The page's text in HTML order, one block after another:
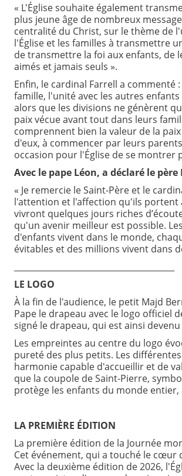
« L'Église souhaite également
plus jeune âge de nombreux
centralité du Christ, sur le thème de
l'Église et les familles à transmettre
de transmettre la foi aux enfants, de
aimés et jamais seuls ».
Enfin, le cardinal Farrell a
famille, l'unité avec les autres
alors que les divisions ne génèrent
paix vécue avant tout dans leurs
comprennent bien la valeur de la
d'eux, à commencer par leurs
occasion pour l'Église de se montrer
Avec le pape Léon, a déclaré le
« Je remercie le Saint-Père et le
l'attention et l'affection qu'ils portent
vivront quelques jours riches
qu'un avenir meilleur est possible.
d'enfants vivent dans le monde,
évitables et des millions vivent dans
LE LOGO
À la fin de l'audience, le petit Majd
Pape le drapeau avec le logo officiel
signé le drapeau, qui est ainsi
Les empreintes au centre du logo
pureté des plus petits. Les
harmonie capable d'accueillir et de
que la coupole de Saint-Pierre,
protège les enfants du monde
LA PREMIÈRE ÉDITION
La première édition de la Journée
Cet événement, qui a touché le cœur
Avec la deuxième édition de 2026,